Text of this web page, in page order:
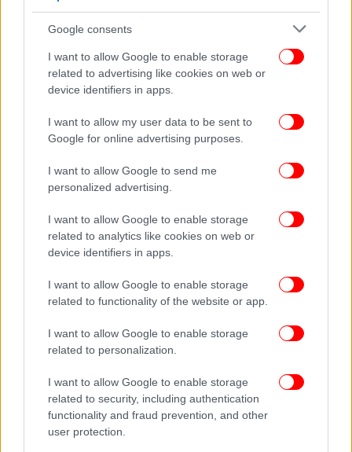
Google consents
I want to allow Google to enable storage
related to advertising like cookies on web or
device identifiers in apps.
I want to allow my user data to be sent to
Google for online advertising purposes.
I want to allow Google to send me
personalized advertising.
I want to allow Google to enable storage
related to analytics like cookies on web or
device identifiers in apps.
I want to allow Google to enable storage
related to functionality of the website or app.
I want to allow Google to enable storage
related to personalization.
I want to allow Google to enable storage
related to security, including authentication
functionality and fraud prevention, and other
user protection.
Επικρατείας
Η Γεν. Γραμματέας Ευτυχία Κουράκου Εισηγητής
Ο Αντιπρόεδρος Ε. Αργυρός Πάρεδρος
Ο Ταμίας Ν. Νικολάκης Εισηγητής
Το Μέλος Μ. Πικραμένος Σύμβουλος Επικρατείας
και μάθετε
πρώτοι όλες τις ειδήσεις
Δείτε όλες τις τελευταίες
Ειδήσεις
από την Ελλάδα και τον Κόσμο,
ΔΙΑΒΑΣΤΕ ΠΕΡΙΣΣΟΤΕΡΑ ΕΝΩΣΗ ΔΙΚΑΣΤΏΝ
ΣΥΜΒΟΎΛΙΟ ΤΗΣ
ΕΠΙΚΡΑΤΕΊΑΣ
ΠΑΎΛΟΣ ΠΟΛΆΚΗΣ